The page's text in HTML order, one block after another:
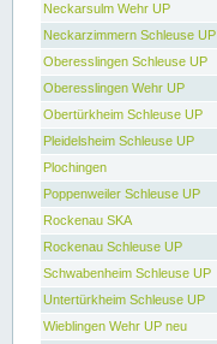
Neckarsulm Wehr UP
Neckarzimmern Schleuse UP
Oberesslingen Schleuse UP
Oberesslingen Wehr UP
Obertürkheim Schleuse UP
Pleidelsheim Schleuse UP
Plochingen
Poppenweiler Schleuse UP
Rockenau SKA
Rockenau Schleuse UP
Schwabenheim Schleuse UP
Untertürkheim Schleuse UP
Wieblingen Wehr UP neu